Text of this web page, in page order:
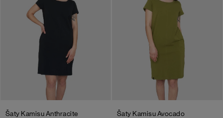
Šaty KamisuAnthracite Šaty KamisuAvocado